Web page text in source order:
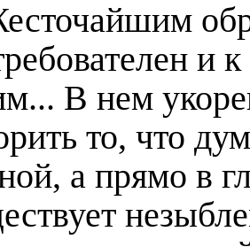
и
В нем
то, что
а прямо в